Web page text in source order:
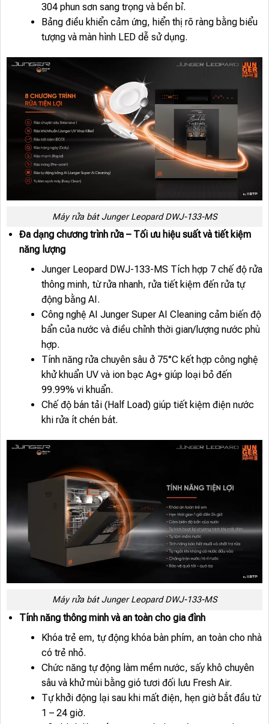
304 phun sơn sang trọng và bền bỉ.
Bảng điều khiển cảm ứng, hiển thị rõ ràng bằng biểu
tượng và màn hình LED dễ sử dụng.
Máy rửa bát Junger Leopard DWJ-133-MS
Đa dạng chương trình rửa – Tối ưu hiệu suất và tiết kiệm
năng lượng
Junger Leopard DWJ-133-MS Tích hợp 7 chế độ rửa
thông minh, từ rửa nhanh, rửa tiết kiệm đến rửa tự
động bằng AI.
Công nghệ AI Junger Super AI Cleaning cảm biến độ
bẩn của nước và điều chỉnh thời gian/lượng nước phù
hợp.
Tính năng rửa chuyên sâu ở 75°C kết hợp công nghệ
khử khuẩn UV và ion bạc Ag+ giúp loại bỏ đến
99.99% vi khuẩn.
Chế độ bán tải (Half Load) giúp tiết kiệm điện nước
khi rửa ít chén bát.
Máy rửa bát Junger Leopard DWJ-133-MS
Tính năng thông minh và an toàn cho gia đình
Khóa trẻ em, tự động khóa bàn phím, an toàn cho nhà
có trẻ nhỏ.
Chức năng tự động làm mềm nước, sấy khô chuyên
sâu và khử mùi bằng gió tươi đối lưu Fresh Air.
Tự khởi động lại sau khi mất điện, hẹn giờ bắt đầu từ
1 – 24 giờ.